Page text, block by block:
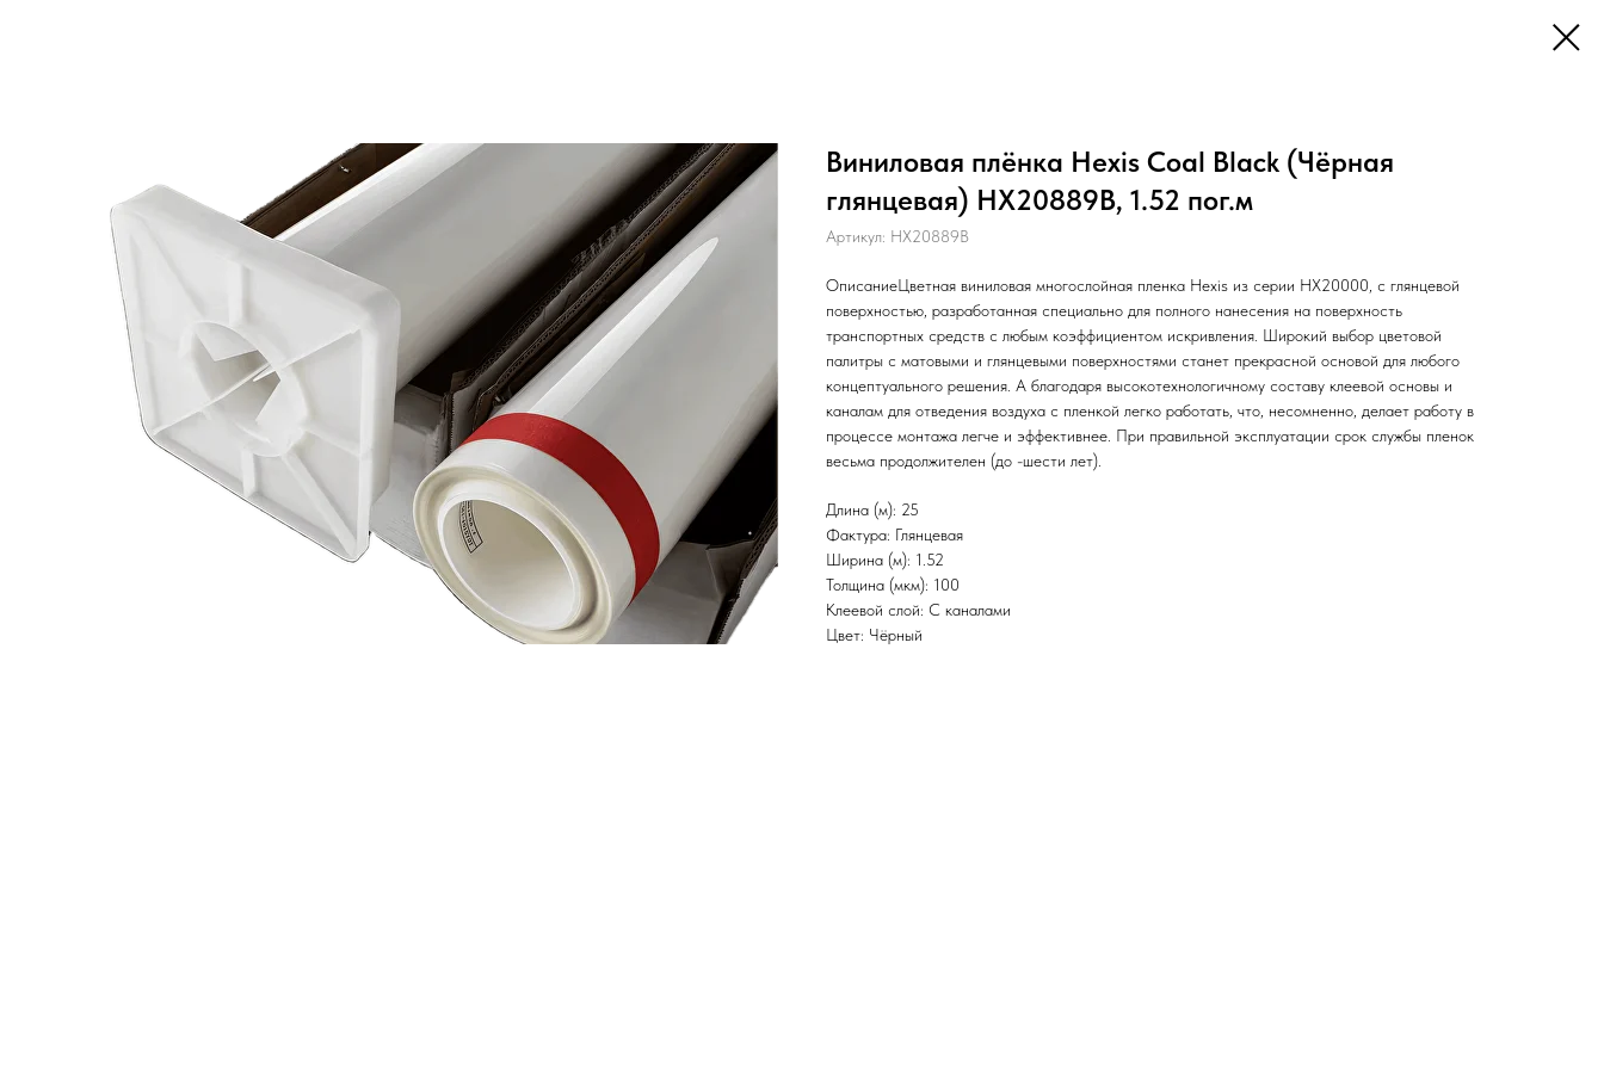
Виниловая плёнка Hexis Coal Black (Чёрная
глянцевая) HX20889B, 1.52 пог.м
Артикул: HX20889B
ОписаниеЦветная виниловая многослойная пленка Hexis из серии НХ20000, с глянцевой
поверхностью, разработанная специально для полного нанесения на поверхность
транспортных средств с любым коэффициентом искривления. Широкий выбор цветовой
палитры с матовыми и глянцевыми поверхностями станет прекрасной основой для любого
концептуального решения. А благодаря высокотехнологичному составу клеевой основы и
каналам для отведения воздуха с пленкой легко работать, что, несомненно, делает работу в
процессе монтажа легче и эффективнее. При правильной эксплуатации срок службы пленок
весьма продолжителен (до -шести лет).
Длина (м): 25
Фактура: Глянцевая
Ширина (м): 1.52
Толщина (мкм): 100
Клеевой слой: С каналами
Цвет: Чёрный